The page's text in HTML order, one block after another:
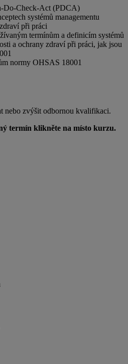
Do-Check-Act (PDCA)
systémů managementu
při práci
termínům a definicím systémů
a ochrany zdraví při práci, jak jsou
normy OHSAS 18001
nebo zvýšit odbornou kvalifikaci.
termín klikněte na místo kurzu.